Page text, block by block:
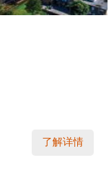
了解详情